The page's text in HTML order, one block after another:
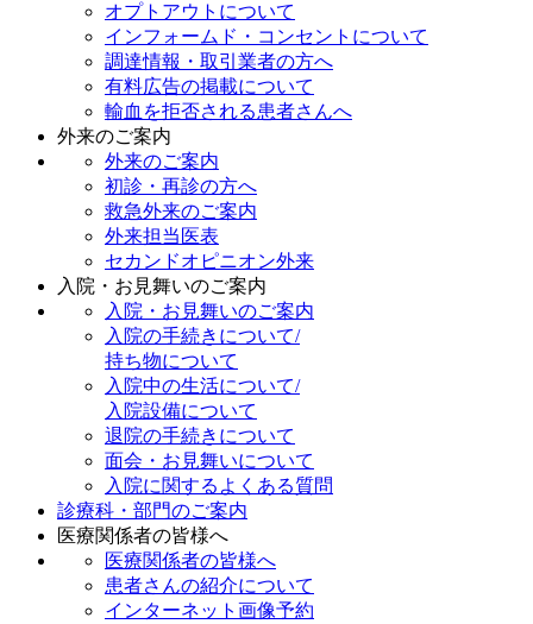
オプトアウトについて
インフォームド・コンセントについて
調達情報・取引業者の方へ
有料広告の掲載について
輸血を拒否される患者さんへ
外来のご案内
外来のご案内
初診・再診の方へ
救急外来のご案内
外来担当医表
セカンドオピニオン外来
入院・お見舞いのご案内
入院・お見舞いのご案内
入院の手続きについて/
持ち物について
入院中の生活について/
入院設備について
退院の手続きについて
面会・お見舞いについて
入院に関するよくある質問
診療科・部門のご案内
医療関係者の皆様へ
医療関係者の皆様へ
患者さんの紹介について
インターネット画像予約